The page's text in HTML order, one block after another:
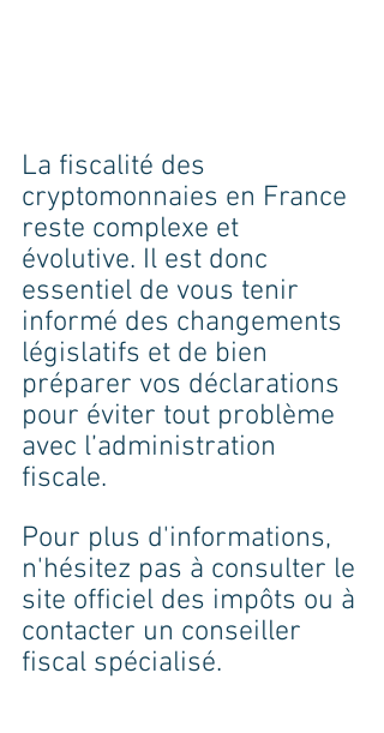
La fiscalité des
cryptomonnaies en France
reste complexe et
évolutive. Il est donc
essentiel de vous tenir
informé des changements
législatifs et de bien
préparer vos déclarations
pour éviter tout problème
avec l’administration
fiscale.
Pour plus d'informations,
n'hésitez pas à consulter le
site officiel des impôts ou à
contacter un conseiller
fiscal spécialisé.